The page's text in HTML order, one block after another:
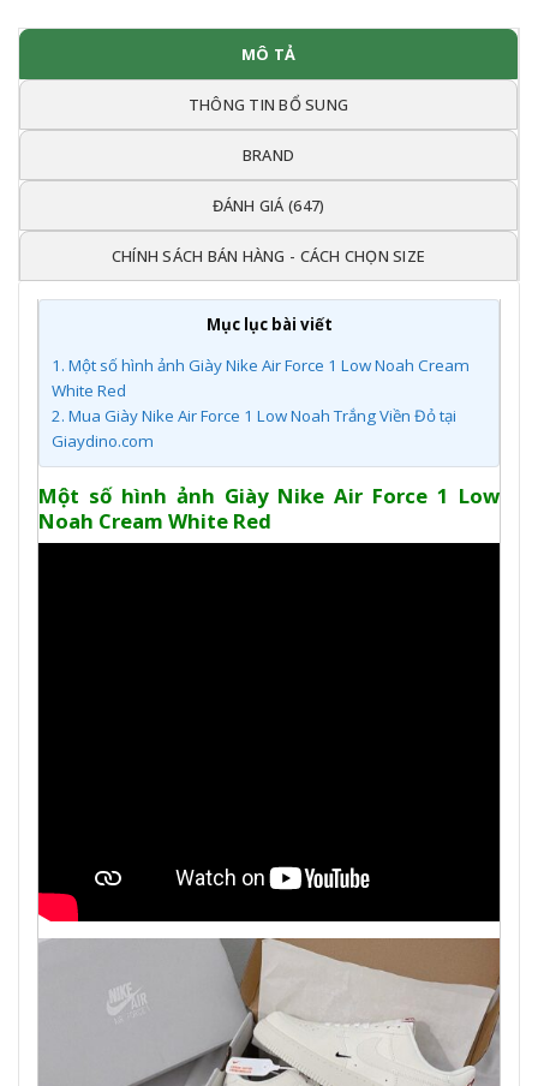
MÔ TẢ
THÔNG TIN BỔ SUNG
BRAND
ĐÁNH GIÁ (647)
CHÍNH SÁCH BÁN HÀNG - CÁCH CHỌN SIZE
Mục lục bài viết
1. Một số hình ảnh Giày Nike Air Force 1 Low Noah Cream
White Red
2. Mua Giày Nike Air Force 1 Low Noah Trắng Viền Đỏ tại
Giaydino.com
Một số hình ảnh Giày Nike Air Force 1 Low
Noah Cream White Red